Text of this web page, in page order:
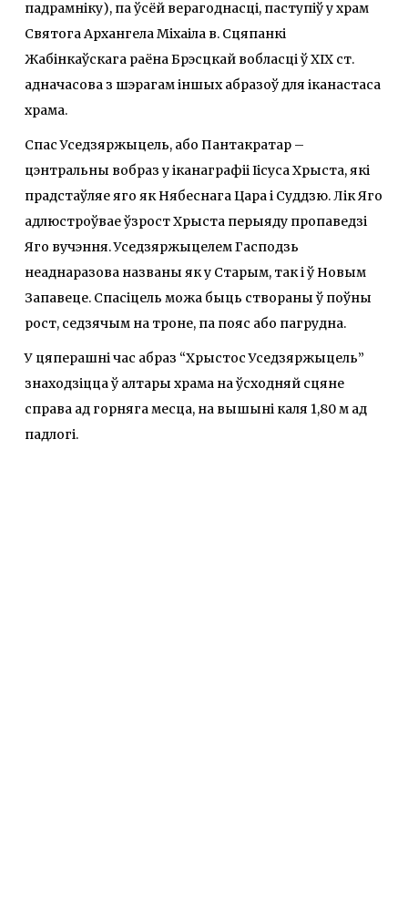
падрамніку), па ўсёй верагоднасці, паступіў у храм
Святога Архангела Міхаіла в. Сцяпанкі
Жабінкаўскага раёна Брэсцкай вобласці ў ХІХ ст.
адначасова з шэрагам іншых абразоў для іканастаса
храма.
Спас Уседзяржыцель, або Пантакратар –
цэнтральны вобраз у іканаграфіі Іісуса Хрыста, які
прадстаўляе яго як Нябеснага Цара і Суддзю. Лік Яго
адлюстроўвае ўзрост Хрыста перыяду пропаведзі
Яго вучэння. Уседзяржыцелем Гасподзь
неаднаразова названы як у Старым, так і ў Новым
Запавеце. Спасіцель можа быць створаны ў поўны
рост, седзячым на троне, па пояс або пагрудна.
У цяперашні час абраз “Хрыстос Уседзяржыцель”
знаходзіцца ў алтары храма на ўсходняй сцяне
справа ад горняга месца, на вышыні каля 1,80 м ад
падлогі.